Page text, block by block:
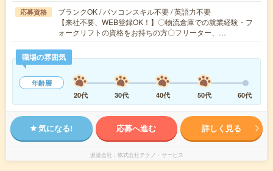
応募資格
ブランクOK / パソコンスキル不要 / 英語力不要
【来社不要、WEB登録OK！】〇物流倉庫での就業経験・フ
ォークリフトの資格をお持ちの方〇フリーター、…
職場の雰囲気
年齢層
20代
30代 40代 50代 60代
気になる! 応募へ進む 詳しく見る
派遣会社 株式会社テクノ・サービス